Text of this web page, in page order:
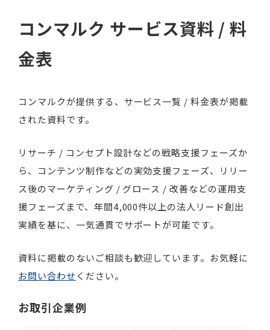
コンマルク サービス資料 / 料
金表
コンマルクが提供する、サービス一覧 / 料金表が掲載
された資料です。
リサーチ / コンセプト設計などの戦略支援フェーズか
ら、コンテンツ制作などの実効支援フェーズ、リリー
ス後のマーケティング / グロース / 改善などの運用支
援フェーズまで、年間4,000件以上の法人リード創出
実績を基に、一気通貫でサポートが可能です。
資料に掲載のないご相談も歓迎しています。お気軽に
お問い合わせ ください。
お取引企業例